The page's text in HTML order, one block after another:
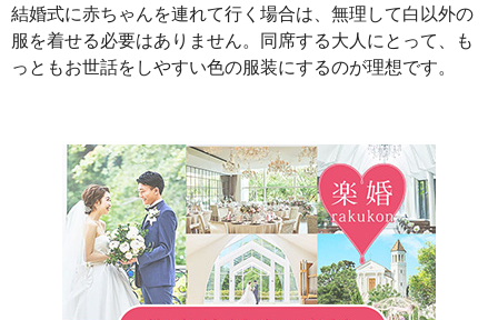
結婚式に赤ちゃんを連れて行く場合は、無理して白以外の
服を着せる必要はありません。同席する大人にとって、も
っともお世話をしやすい色の服装にするのが理想です。